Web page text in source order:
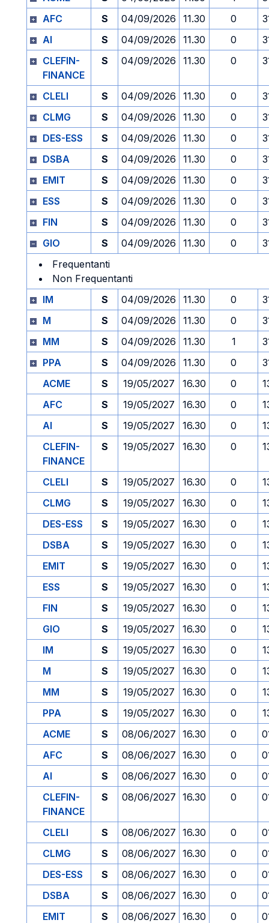
AFC
S 04/09/2026 11.30 0
AI
S 04/09/2026 11.30 0
CLEFIN-
FINANCE
S 04/09/2026 11.30 0
CLELI S 04/09/2026 11.30 0
CLMG
S 04/09/2026 11.30 0
DES-ESS
S 04/09/2026 11.30 0
DSBA
S 04/09/2026 11.30 0
EMIT
S 04/09/2026 11.30 0
ESS
S 04/09/2026 11.30 0
FIN
S 04/09/2026 11.30 0
GIO
S 04/09/2026 11.30 0
Frequentanti
Non Frequentanti
IM
S 04/09/2026 11.30 0
M
S 04/09/2026 11.30 0
MM
S 04/09/2026 11.30 1
PPA
S 04/09/2026 11.30 0
ACME
S 19/05/2027 16.30 0
AFC
S 19/05/2027 16.30 0
AI
S 19/05/2027 16.30 0
CLEFIN-
FINANCE
S 19/05/2027 16.30 0
CLELI S 19/05/2027 16.30 0
CLMG
S 19/05/2027 16.30 0
DES-ESS
S 19/05/2027 16.30 0
DSBA
S 19/05/2027 16.30 0
EMIT
S 19/05/2027 16.30 0
ESS
S 19/05/2027 16.30 0
FIN
S 19/05/2027 16.30 0
GIO
S 19/05/2027 16.30 0
IM
S 19/05/2027 16.30 0
M
S 19/05/2027 16.30 0
MM
S 19/05/2027 16.30 0
PPA
S 19/05/2027 16.30 0
ACME
S 08/06/2027 16.30 0
AFC
S 08/06/2027 16.30 0
AI
S 08/06/2027 16.30 0
CLEFIN-
FINANCE
S 08/06/2027 16.30 0
CLELI S 08/06/2027 16.30 0
CLMG
S 08/06/2027 16.30 0
DES-ESS
S 08/06/2027 16.30 0
DSBA
S 08/06/2027 16.30 0
EMIT
S 08/06/2027 16.30 0